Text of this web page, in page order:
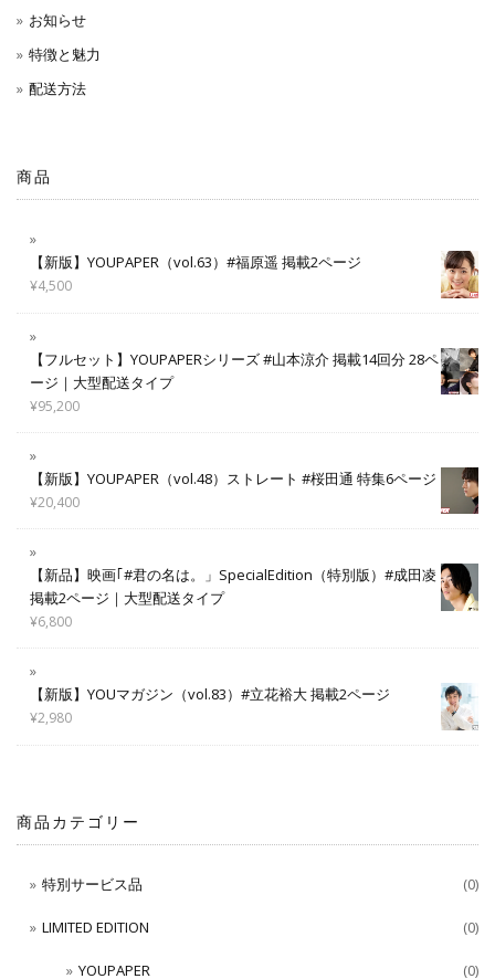
お知らせ
特徴と魅力
配送方法
商品
【新版】YOUPAPER（vol.63）#福原遥 掲載2ページ
¥4,500
【フルセット】YOUPAPERシリーズ #山本涼介 掲載14回分 28ペ
ージ｜大型配送タイプ
¥95,200
【新版】YOUPAPER（vol.48）ストレート #桜田通 特集6ページ
¥20,400
【新品】映画｢#君の名は。」SpecialEdition（特別版）#成田凌
掲載2ページ｜大型配送タイプ
¥6,800
【新版】YOUマガジン（vol.83）#立花裕大 掲載2ページ
¥2,980
商品カテゴリー
特別サービス品 (0)
LIMITED EDITION (0)
YOUPAPER (0)